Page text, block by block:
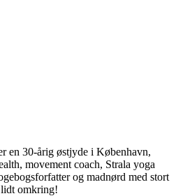
en 30-årig østjyde i København,
movement coach, Strala yoga
og madnørd med stort
omkring!